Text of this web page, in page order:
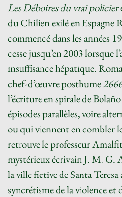
Les Déboires du vrai policier
du Chilien exilé en Espagne
commencé dans les années
cesse jusqu’en 2003 lorsque
insuffisance hépatique.
chef-d’œuvre posthume2666
l’écriture en spirale de
épisodes parallèles, voire
ou qui viennent en combler
retrouve le professeur
mystérieux écrivain J. M. G.
la ville fictive de Santa
syncrétisme de la violence